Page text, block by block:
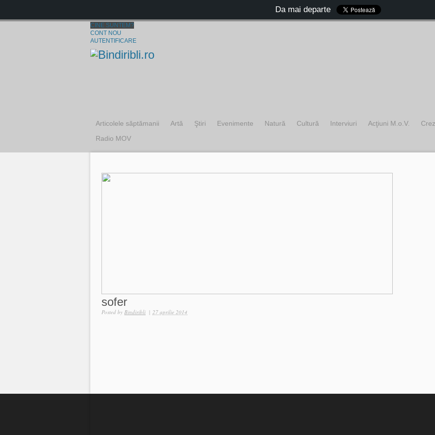
CINE SUNTEM?
CONT NOU
AUTENTIFICARE
Articolele săptămanii Artă Ştiri Evenimente Natură Cultură Interviuri Acţiuni M.o.V. Crez
Radio MOV
sofer
Posted by Bindiribli | 27 aprilie 2014
Da mai departe